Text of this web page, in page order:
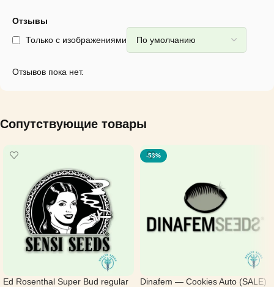
Отзывы
Только с изображениями
Отзывов пока нет.
Сопутствующие товары
Ed Rosenthal Super Bud regular
-53%
Dinafem — Cookies Auto (SALE)